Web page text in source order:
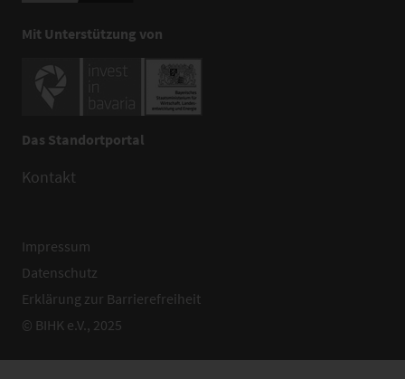
Mit Unterstützung von
Das Standortportal
Kontakt
Impressum
Datenschutz
Erklärung zur Barrierefreiheit
© BIHK e.V., 2025